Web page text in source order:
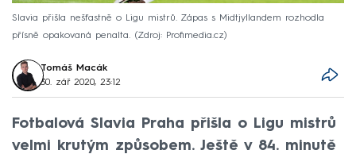
Slavia přišla nešťastně o Ligu mistrů. Zápas s Midtjyllandem rozhodla
přísně opakovaná penalta.
Zdroj: Profimedia.cz
Tomáš Macák
30. zář 2020, 23:12
Fotbalová Slavia Praha přišla o Ligu mistrů
velmi krutým způsobem. Ještě v 84. minutě